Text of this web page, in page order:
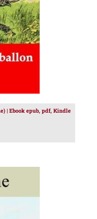
| Ebook epub, pdf, Kindle